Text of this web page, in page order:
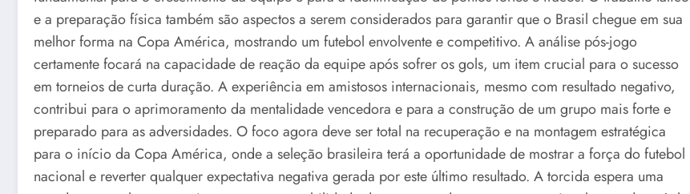
e a preparação física também são aspectos a serem considerados para garantir que o Brasil chegue em sua
melhor forma na Copa América, mostrando um futebol envolvente e competitivo. A análise pós-jogo
certamente focará na capacidade de reação da equipe após sofrer os gols, um item crucial para o sucesso
em torneios de curta duração. A experiência em amistosos internacionais, mesmo com resultado negativo,
contribui para o aprimoramento da mentalidade vencedora e para a construção de um grupo mais forte e
preparado para as adversidades. O foco agora deve ser total na recuperação e na montagem estratégica
para o início da Copa América, onde a seleção brasileira terá a oportunidade de mostrar a força do futebol
nacional e reverter qualquer expectativa negativa gerada por este último resultado. A torcida espera uma